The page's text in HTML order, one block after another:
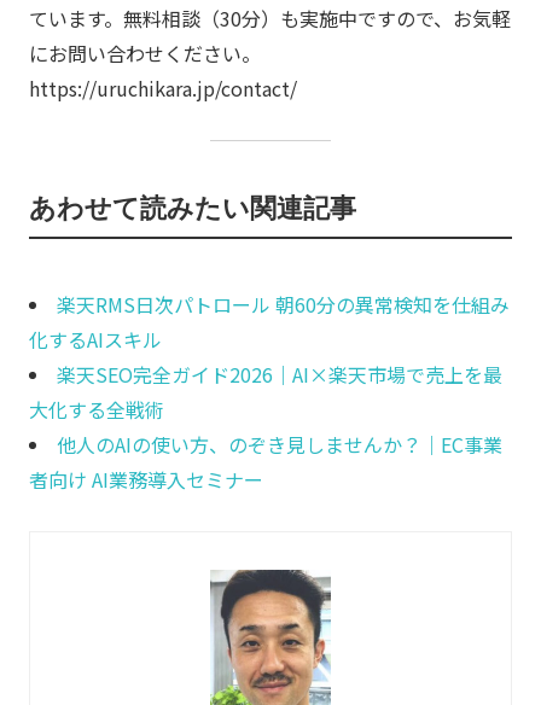
ています。無料相談（30分）も実施中ですので、お気軽
にお問い合わせください。
https://uruchikara.jp/contact/
あわせて読みたい関連記事
楽天RMS日次パトロール 朝60分の異常検知を仕組み
化するAIスキル
楽天SEO完全ガイド2026｜AI×楽天市場で売上を最
大化する全戦術
他人のAIの使い方、のぞき見しませんか？｜EC事業
者向け AI業務導入セミナー